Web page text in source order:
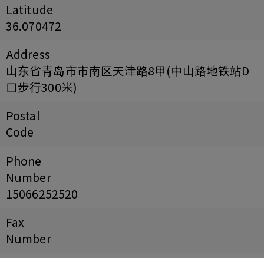
Latitude
36.070472
Address
山东省青岛市市南区天津路8甲(中山路地铁站D
口步行300米)
Postal
Code
Phone
Number
15066252520
Fax
Number